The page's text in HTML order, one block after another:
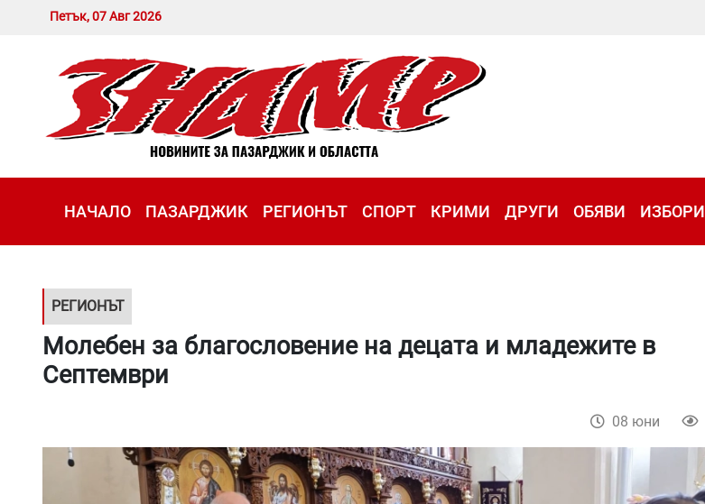
Петък, 07 Авг 2026
НАЧАЛО ПАЗАРДЖИК РЕГИОНЪТ СПОРТ КРИМИ ДРУГИ ОБЯВИ ИЗБОРИ
РЕГИОНЪТ
Молебен за благословение на децата и младежите в
Септември
08 юни